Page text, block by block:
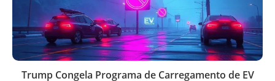
Trump Congela Programa de Carregamento de EV